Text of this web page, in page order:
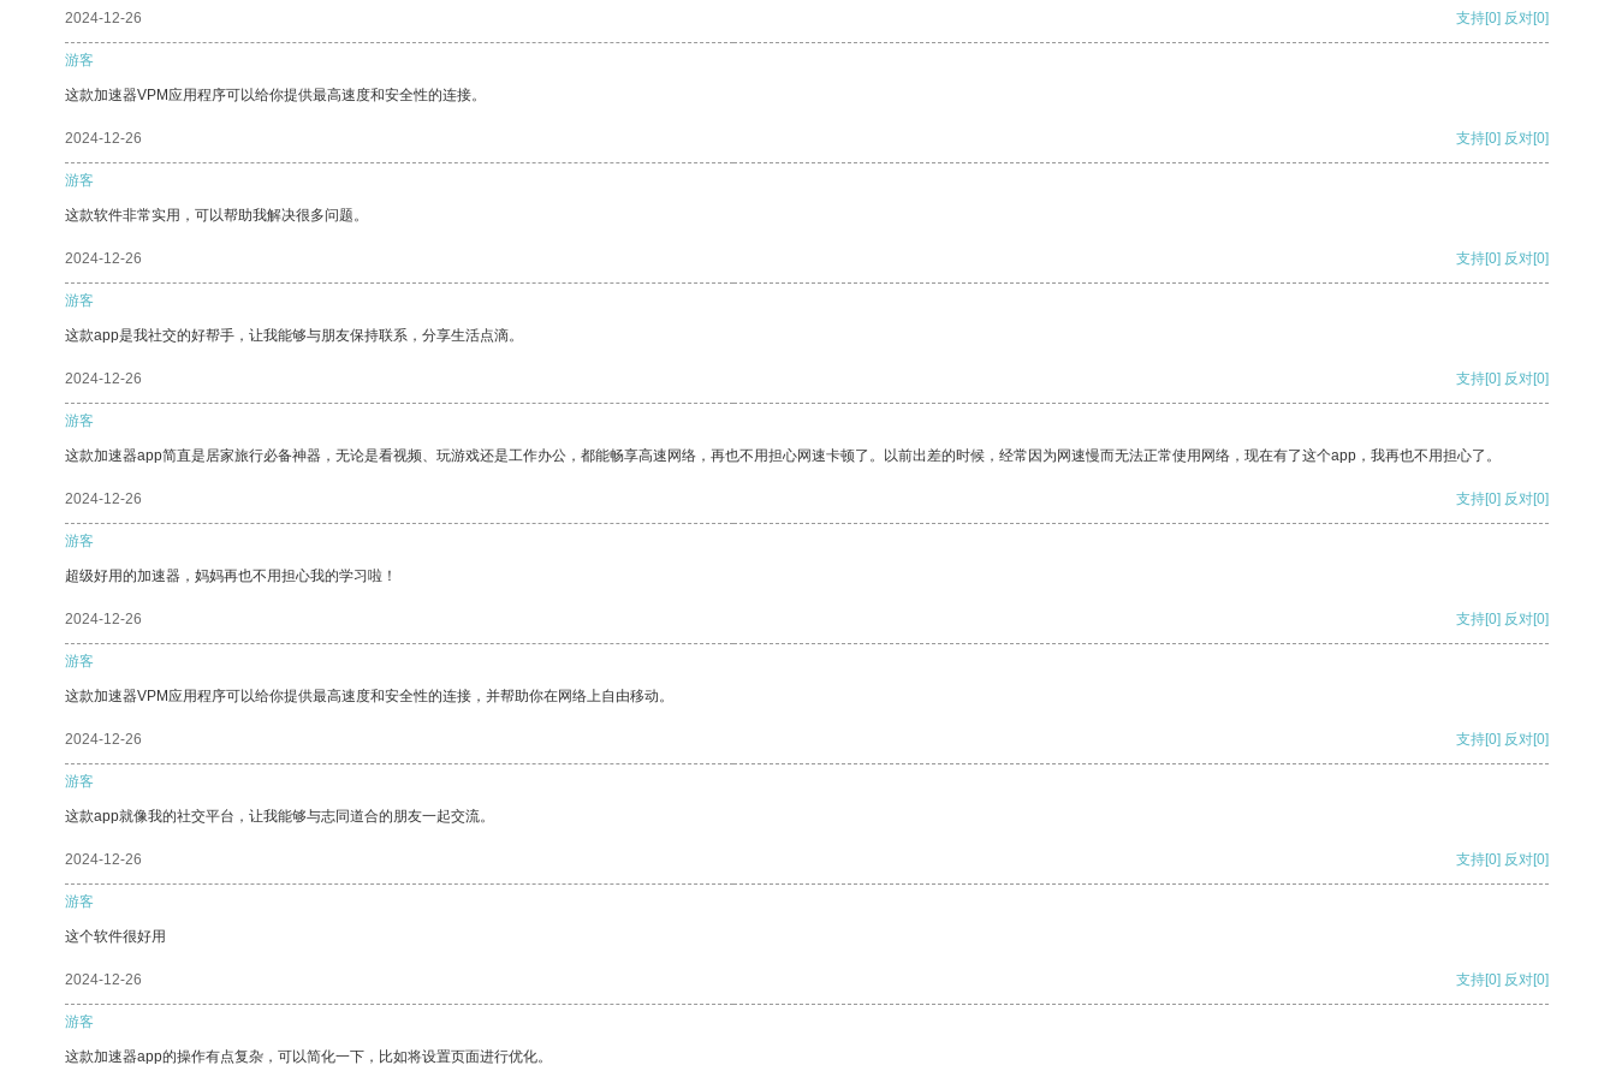
2024-12-26 支持[0] 反对[0]
游客
这款加速器VPM应用程序可以给你提供最高速度和安全性的连接。
2024-12-26 支持[0] 反对[0]
游客
这款软件非常实用，可以帮助我解决很多问题。
2024-12-26 支持[0] 反对[0]
游客
这款app是我社交的好帮手，让我能够与朋友保持联系，分享生活点滴。
2024-12-26 支持[0] 反对[0]
游客
这款加速器app简直是居家旅行必备神器，无论是看视频、玩游戏还是工作办公，都能畅享高速网络，再也不用担心网速卡顿了。以前出差的时候，经常因为网速慢而无法正常使用网络，现在有了这个app，我再也不用担心了。
2024-12-26 支持[0] 反对[0]
游客
超级好用的加速器，妈妈再也不用担心我的学习啦！
2024-12-26 支持[0] 反对[0]
游客
这款加速器VPM应用程序可以给你提供最高速度和安全性的连接，并帮助你在网络上自由移动。
2024-12-26 支持[0] 反对[0]
游客
这款app就像我的社交平台，让我能够与志同道合的朋友一起交流。
2024-12-26 支持[0] 反对[0]
游客
这个软件很好用
2024-12-26 支持[0] 反对[0]
游客
这款加速器app的操作有点复杂，可以简化一下，比如将设置页面进行优化。